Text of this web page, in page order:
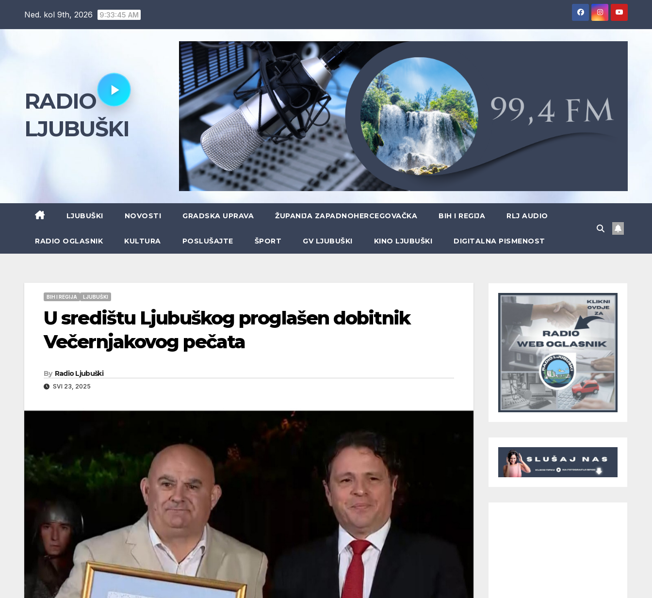
Ned. kol 9th, 2026 9:33:46 AM
RADIO
LJUBUŠKI
LJUBUŠKI NOVOSTI GRADSKA UPRAVA ŽUPANIJA ZAPADNOHERCEGOVAČKA BIH I REGIJA RLJ AUDIO
RADIO OGLASNIK KULTURA POSLUŠAJTE ŠPORT GV LJUBUŠKI KINO LJUBUŠKI DIGITALNA PISMENOST
BIH I REGIJA LJUBUŠKI
U središtu Ljubuškog proglašen dobitnik
Večernjakovog pečata
By Radio Ljubuški
SVI 23, 2025